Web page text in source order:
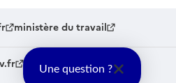
ministère du travail
service-public.fr
Une question ?